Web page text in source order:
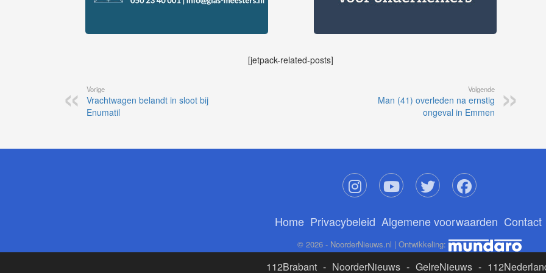
[jetpack-related-posts]
Vorige
Vrachtwagen belandt in sloot bij
Enumatil
Volgende
Man (41) overleden na ernstig
ongeval in Emmen
Home Privacybeleid Algemene voorwaarden Contact
© 2026 - NoorderNieuws.nl | Ontwikkeling:
112Brabant - NoorderNieuws - GelreNieuws -